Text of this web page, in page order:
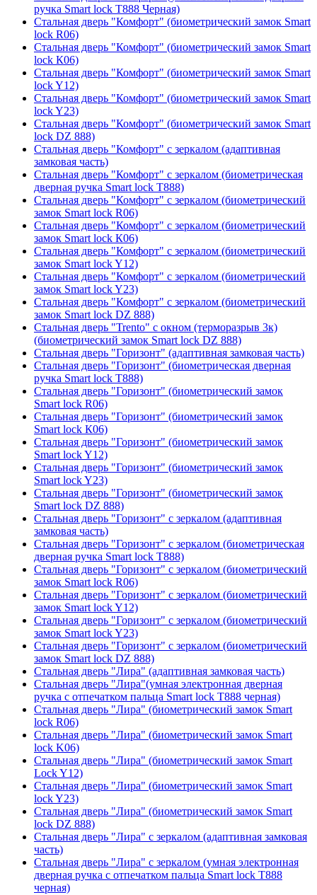
ручка Smart lock T888 Черная)
Стальная дверь "Комфорт" (биометрический замок Smart
lock R06)
Стальная дверь "Комфорт" (биометрический замок Smart
lock К06)
Стальная дверь "Комфорт" (биометрический замок Smart
lock Y12)
Стальная дверь "Комфорт" (биометрический замок Smart
lock Y23)
Стальная дверь "Комфорт" (биометрический замок Smart
lock DZ 888)
Стальная дверь "Комфорт" с зеркалом (адаптивная
замковая часть)
Стальная дверь "Комфорт" с зеркалом (биометрическая
дверная ручка Smart lock T888)
Стальная дверь "Комфорт" с зеркалом (биометрический
замок Smart lock R06)
Стальная дверь "Комфорт" с зеркалом (биометрический
замок Smart lock К06)
Стальная дверь "Комфорт" с зеркалом (биометрический
замок Smart lock Y12)
Стальная дверь "Комфорт" с зеркалом (биометрический
замок Smart lock Y23)
Стальная дверь "Комфорт" с зеркалом (биометрический
замок Smart lock DZ 888)
Стальная дверь "Trento" с окном (терморазрыв 3к)
(биометрический замок Smart lock DZ 888)
Стальная дверь "Горизонт" (адаптивная замковая часть)
Стальная дверь "Горизонт" (биометрическая дверная
ручка Smart lock T888)
Стальная дверь "Горизонт" (биометрический замок
Smart lock R06)
Стальная дверь "Горизонт" (биометрический замок
Smart lock К06)
Стальная дверь "Горизонт" (биометрический замок
Smart lock Y12)
Стальная дверь "Горизонт" (биометрический замок
Smart lock Y23)
Стальная дверь "Горизонт" (биометрический замок
Smart lock DZ 888)
Стальная дверь "Горизонт" с зеркалом (адаптивная
замковая часть)
Стальная дверь "Горизонт" с зеркалом (биометрическая
дверная ручка Smart lock T888)
Стальная дверь "Горизонт" с зеркалом (биометрический
замок Smart lock R06)
Стальная дверь "Горизонт" с зеркалом (биометрический
замок Smart lock Y12)
Стальная дверь "Горизонт" с зеркалом (биометрический
замок Smart lock Y23)
Стальная дверь "Горизонт" с зеркалом (биометрический
замок Smart lock DZ 888)
Стальная дверь "Лира" (адаптивная замковая часть)
Стальная дверь "Лира"(умная электронная дверная
ручка с отпечатком пальца Smart lock T888 черная)
Стальная дверь "Лира" (биометрический замок Smart
lock R06)
Стальная дверь "Лира" (биометрический замок Smart
lock K06)
Стальная дверь "Лира" (биометрический замок Smart
Lock Y12)
Стальная дверь "Лира" (биометрический замок Smart
lock Y23)
Стальная дверь "Лира" (биометрический замок Smart
lock DZ 888)
Стальная дверь "Лира" с зеркалом (адаптивная замковая
часть)
Стальная дверь "Лира" с зеркалом (умная электронная
дверная ручка с отпечатком пальца Smart lock T888
черная)